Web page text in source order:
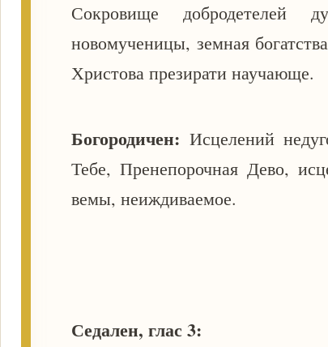
Сокровище добродетелей
новомученицы, земная
Христова презирати научающе.
Богородичен:Исцелений
Тебе, Пренепорочная Дево,
вемы, неиждиваемое.
Седален, глас 3: